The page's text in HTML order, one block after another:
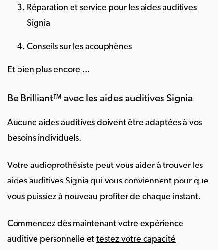
Réparation et service pour les aides auditives
Signia
Conseils sur les acouphènes
Et bien plus encore ...
Be Brilliant™ avec les aides auditives Signia
Aucune aides auditives doivent être adaptées à vos
besoins individuels.
Votre audioprothésiste peut vous aider à trouver les
aides auditives Signia qui vous conviennent pour que
vous puissiez à nouveau profiter de chaque instant.
Commencez dès maintenant votre expérience
auditive personnelle et testez votre capacité